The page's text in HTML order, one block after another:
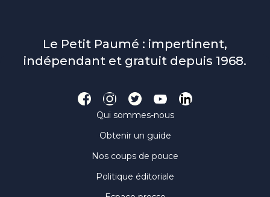
Le Petit Paumé : impertinent,
indépendant et gratuit depuis 1968.
Qui sommes-nous
Obtenir un guide
Nos coups de pouce
Politique éditoriale